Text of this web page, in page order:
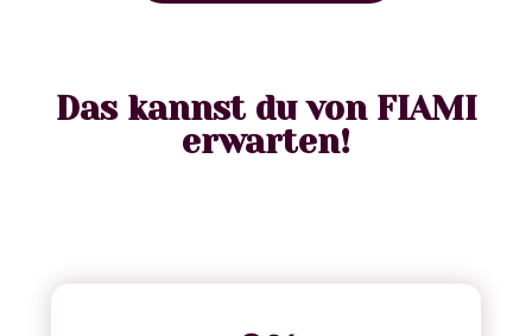
Das kannst du von FIAMI
erwarten!